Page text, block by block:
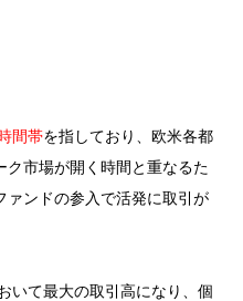
間帯を指しており、欧米各都
市場が開く時間と重なるた
ァンドの参入で活発に取引が
いて最大の取引高になり、個